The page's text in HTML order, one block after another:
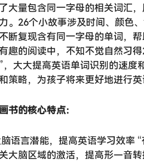
大量包含同一字母的相关词汇
。26个小故事涉及时间、颜色
断复现含有同一字母的单词，
趣的阅读中，不知不觉自然习
，大大提高英语单词识别的速度
策略，为孩子将来更好地进行
书的核心特点：
语言潜能，提高英语学习效率
大脑区域的激活，提高形—音